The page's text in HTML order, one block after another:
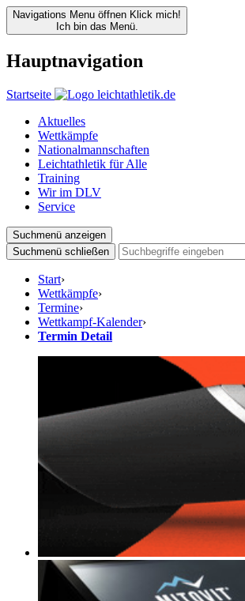
Navigations Menu öffnen Klick mich!
Ich bin das Menü.
Hauptnavigation
Startseite
Aktuelles
Wettkämpfe
Nationalmannschaften
Leichtathletik für Alle
Training
Wir im DLV
Service
Suchmenü anzeigen
Suchmenü schließen
Start›
Wettkämpfe›
Termine›
Wettkampf-Kalender›
Termin Detail